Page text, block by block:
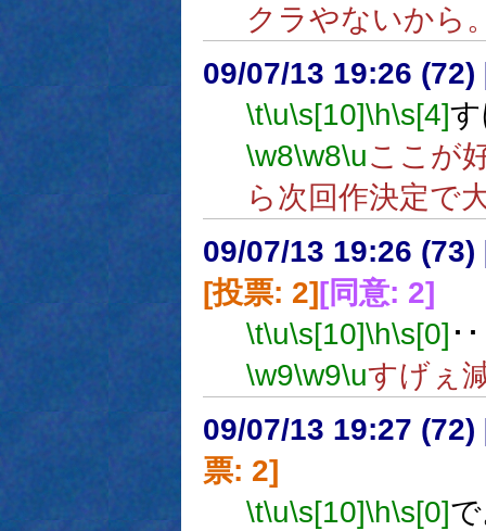
クラやないから
09/07/13 19:26 (72)
\t\u\s[10]\h\s[4]
\w8\w8\uここが
ら次回作決定で
09/07/13 19:26 (73)
[投票: 2][同意: 2]
\t\u\s[10]\h\s[0] ･
\w9\w9\uすげぇ
09/07/13 19:27 (72)
票: 2]
\t\u\s[10]\h\s[0]